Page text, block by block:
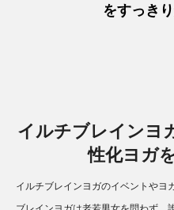
をすっき
イルチブレインヨ
性化ヨガ
イルチブレインヨガのイベントやヨ